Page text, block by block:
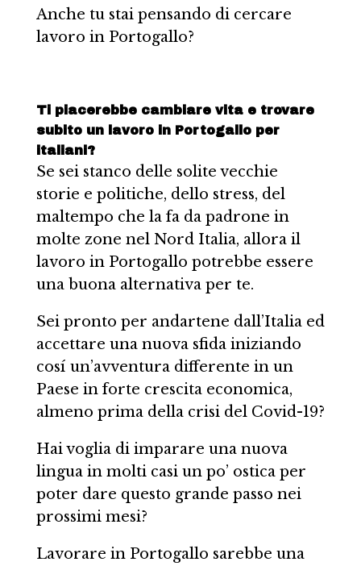
Anche tu stai pensando di cercare
lavoro in Portogallo?
Ti piacerebbe cambiare vita e trovare
subito un lavoro in Portogallo per
italiani?
Se sei stanco delle solite vecchie
storie e politiche, dello stress, del
maltempo che la fa da padrone in
molte zone nel Nord Italia, allora il
lavoro in Portogallo potrebbe essere
una buona alternativa per te.
Sei pronto per andartene dall’Italia ed
accettare una nuova sfida iniziando
cosí un’avventura differente in un
Paese in forte crescita economica,
almeno prima della crisi del Covid-19?
Hai voglia di imparare una nuova
lingua in molti casi un po’ ostica per
poter dare questo grande passo nei
prossimi mesi?
Lavorare in Portogallo sarebbe una